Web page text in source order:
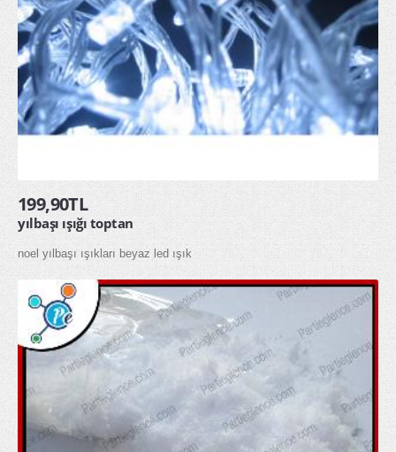
199,90TL
yılbaşı ışığı toptan
noel yılbaşı ışıkları beyaz led ışık